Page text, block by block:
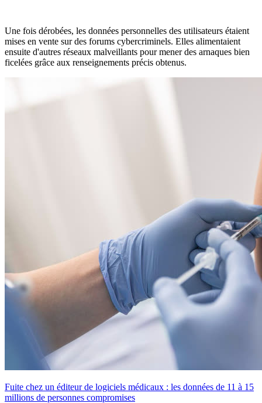
Une fois dérobées, les données personnelles des utilisateurs étaient
mises en vente sur des forums cybercriminels. Elles alimentaient
ensuite d'autres réseaux malveillants pour mener des arnaques bien
ficelées grâce aux renseignements précis obtenus.
Fuite chez un éditeur de logiciels médicaux : les données de 11 à 15
millions de personnes compromises